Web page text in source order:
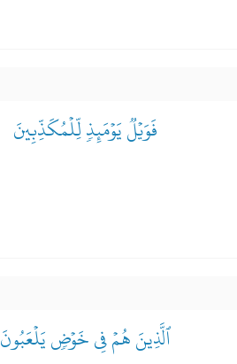
فَوَيۡلٞ يَوۡمَئِذٖ لِّلۡمُكَذِّبِينَ
ٱلَّذِينَ هُمۡ فِي خَوۡضٖ يَلۡعَبُونَ